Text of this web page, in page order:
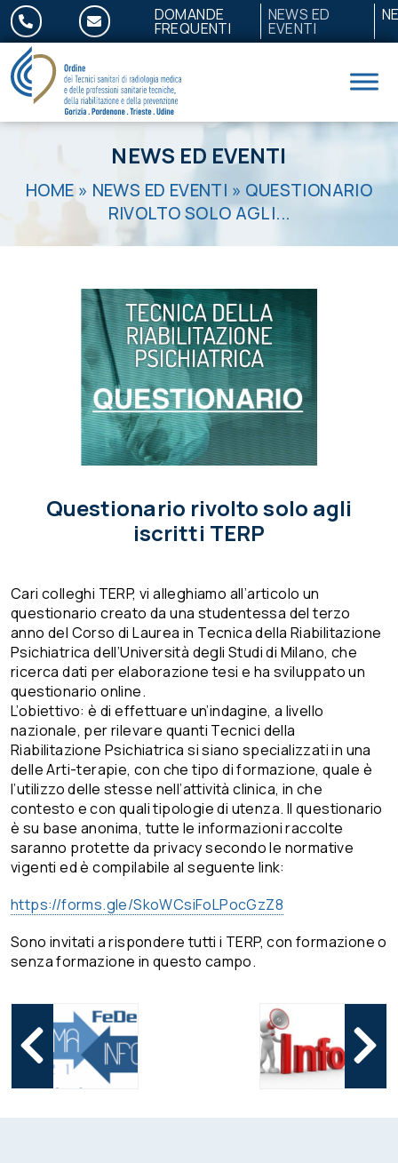
Salta al contenuto DOMANDE
FREQUENTI
NEWS ED
EVENTI
NEWS ED EVENTI
HOME» NEWS ED EVENTI » QUESTIONARIO
RIVOLTO SOLO AGLI...
Questionario rivolto solo agli
iscritti TERP
Cari colleghi TERP, vi alleghiamo all’articolo un
questionario creato da una studentessa del terzo
anno del Corso di Laurea in Tecnica della Riabilitazione
Psichiatrica dell’Università degli Studi di Milano, che
ricerca dati per elaborazione tesi e ha sviluppato un
questionario online.
L’obiettivo: è di effettuare un’indagine, a livello
nazionale, per rilevare quanti Tecnici della
Riabilitazione Psichiatrica si siano specializzati in una
delle Arti-terapie, con che tipo di formazione, quale è
l’utilizzo delle stesse nell’attività clinica, in che
contesto e con quali tipologie di utenza. Il questionario
è su base anonima, tutte le informazioni raccolte
saranno protette da privacy secondo le normative
vigenti ed è compilabile al seguente link:
https://forms.gle/SkoWCsiFoLPocGzZ8
Sono invitati a rispondere tutti i TERP, con formazione o
senza formazione in questo campo.